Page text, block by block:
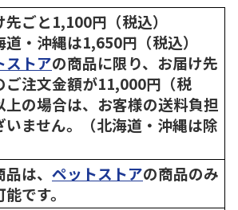
先ごと1,100円（税込）
・沖縄は1,650円（税込）
ストアの商品に限り、お届け先
ご注文金額が11,000円（税
上の場合は、お客様の送料負担
いません。（北海道・沖縄は除
は、 ペットストアの商品のみ
です。